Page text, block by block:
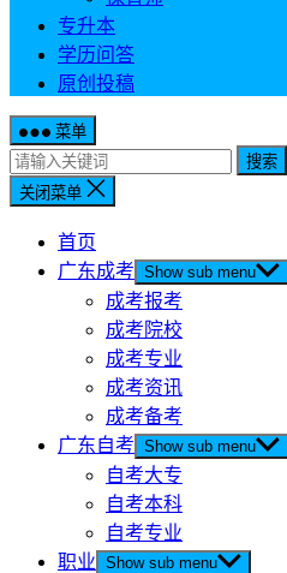
专升本
学历问答
原创投稿
菜单
搜索
关闭菜单
首页
广东成考 Show sub menu
成考报考
成考院校
成考专业
成考资讯
成考备考
广东自考 Show sub menu
自考大专
自考本科
自考专业
职业 Show sub menu